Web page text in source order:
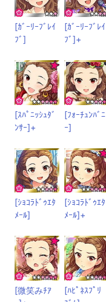
[ｶﾞｰﾘｰﾌﾞﾚｲ
ﾌﾞ]
[ｶﾞｰﾘｰﾌﾞﾚｲ
ﾌﾞ]+
[ｽﾊﾟﾆｯｼｭﾀﾞ
ﾝｻｰ]+
[ﾌｫｰﾁｭﾝﾊﾞﾆ
ｰ]
[ｼｮｺﾗﾄﾞｩｴﾀ
ﾒｰﾙ]
[ｼｮｺﾗﾄﾞｩｴﾀ
ﾒｰﾙ]+
[微笑みﾁｱ
[ﾊﾋﾟﾈｽﾌﾟﾘ